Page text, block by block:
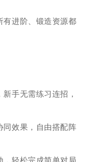
有进阶、锻造资源都
手无需练习连招，
同效果，自由搭配阵
，轻松完成简单对局